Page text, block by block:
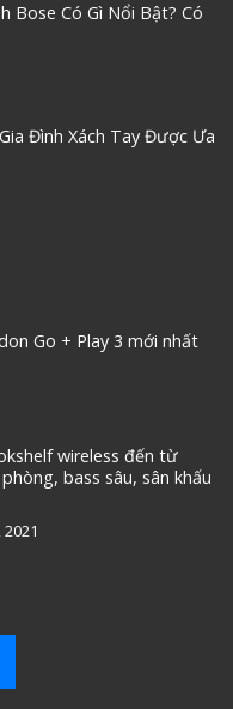
Bose Có Gì Nổi Bật? Có
Đình Xách Tay Được Ưa
Go + Play 3 mới nhất
wireless đến từ
bass sâu, sân khấu